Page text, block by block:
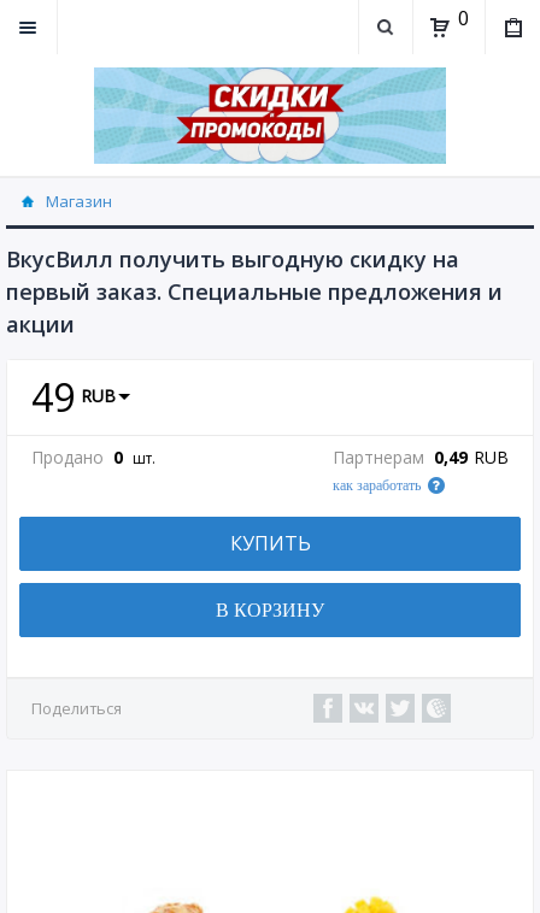
0
Магазин
ВкусВилл получить выгодную скидку на
первый заказ. Специальные предложения и
акции
49 RUB
Продано 0 шт. Партнерам 0,49 RUB
как заработать
КУПИТЬ
В КОРЗИНУ
Поделиться